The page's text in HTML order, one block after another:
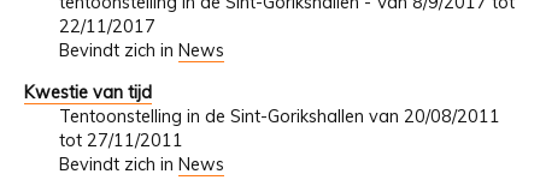
22/11/2017
Bevindt zich in News
Kwestie van tijd
Tentoonstelling in de Sint-Gorikshallen van 20/08/2011
tot 27/11/2011
Bevindt zich in News